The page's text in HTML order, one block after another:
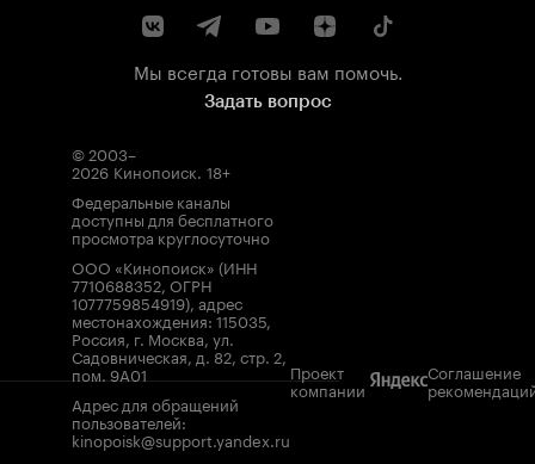
Мы всегда готовы вам помочь.
Задать вопрос
© 2003–
2026 Кинопоиск. 18+
Федеральные каналы
доступны для бесплатного
просмотра круглосуточно
ООО «Кинопоиск» (ИНН
7710688352, ОГРН
1077759854919), адрес
местонахождения: 115035,
Россия, г. Москва, ул.
Садовническая, д. 82, стр. 2,
пом. 9А01
Адрес для обращений
пользователей:
kinopoisk@support.yandex.ru
Проект
компании
Соглашение